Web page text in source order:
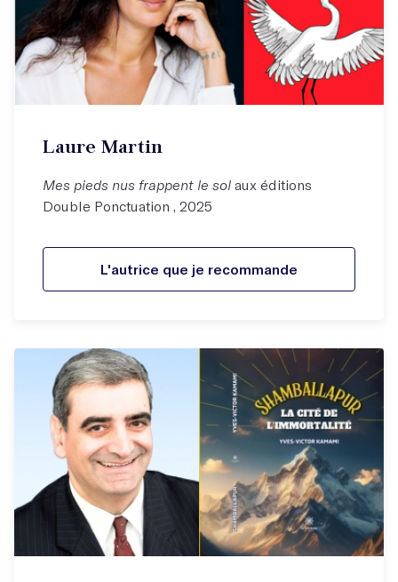
Laure Martin
Mes pieds nus frappent le sol aux éditions
Double Ponctuation , 2025
L'autrice que je recommande